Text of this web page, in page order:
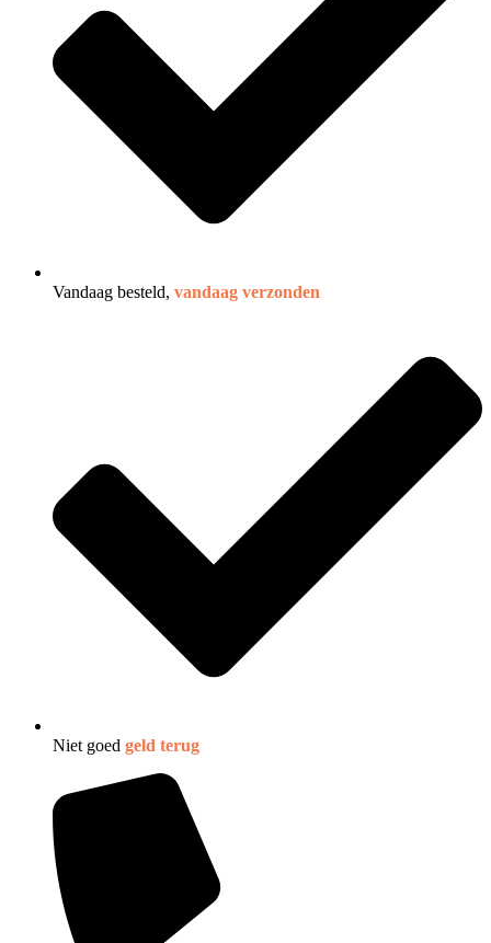
Vandaag besteld, vandaag verzonden
Niet goed geld terug